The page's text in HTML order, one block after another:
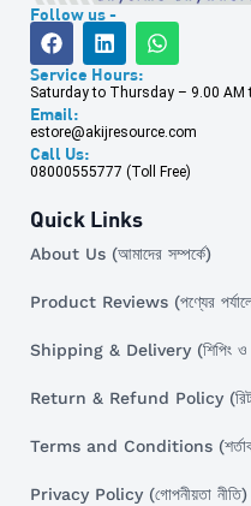
Follow us -
Service Hours:
Saturday to Thursday – 9.00 AM
Email:
estore@akijresource.com
Call Us:
08000555777 (Toll Free)
Quick Links
About Us (আমাদের সম্পর্কে)
Product Reviews (পণ্যের
Shipping & Delivery (শিপিং ও
Return & Refund Policy
Terms and Conditions
Privacy Policy (গোপনীয়তা নীতি)